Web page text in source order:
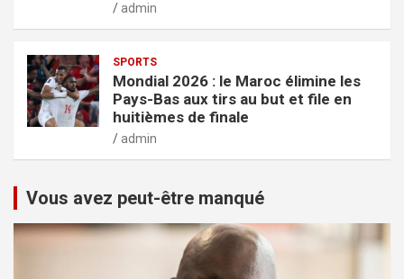
admin
SPORTS
Mondial 2026 : le Maroc élimine les
Pays-Bas aux tirs au but et file en
huitièmes de finale
admin
Vous avez peut-être manqué